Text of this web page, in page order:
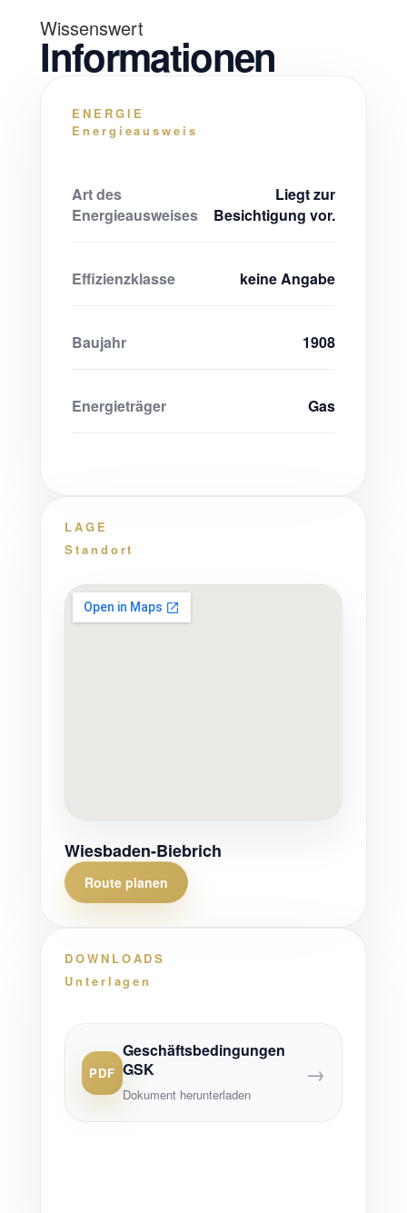
Wissenswert
Informationen
ENERGIE
Energieausweis
Art des
Energieausweises
Liegt zur
Besichtigung vor.
Effizienzklasse keine Angabe
Baujahr 1908
Energieträger Gas
LAGE
Standort
Wiesbaden-Biebrich
Route planen
DOWNLOADS
Unterlagen
PDF
Geschäftsbedingungen
GSK
Dokument herunterladen
→